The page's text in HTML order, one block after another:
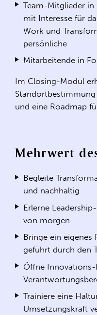
Team-Mitglieder
mit Interesse für
Work und
persönliche
Mitarbeitende in
Im Closing-Modul
und eine Roadmap
Mehrwert
Begleite
und nachhaltig
Erlerne
von morgen
Bringe ein
geführt durch den
Öffne
Trainiere eine
Umsetzungskraft